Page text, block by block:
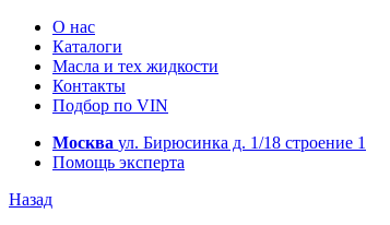
О нас
Каталоги
Масла и тех жидкости
Контакты
Подбор по VIN
Москва ул. Бирюсинка д. 1/18 строение 1
Помощь эксперта
Назад